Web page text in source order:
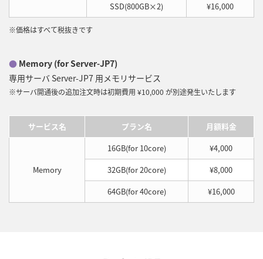
SSD(800GB×2)
¥16,000
※価格はすべて税抜きです
● Memory (for Server-JP7)
専用サーバ Server-JP7 用メモリサービス
※サーバ開通後の追加注文時は初期費用 ¥10,000 が別途発生いたします
サービス名 プラン名 月額料金
Memory
16GB(for 10core)
¥4,000
32GB(for 20core)
¥8,000
64GB(for 40core)
¥16,000